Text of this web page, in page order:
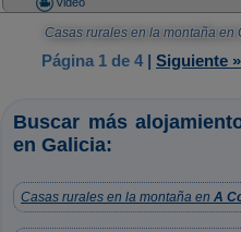
Casas rurales en la montaña en
Página 1 de 4| Siguiente »
Buscar más
en Galicia:
Casas rurales en la montaña en A